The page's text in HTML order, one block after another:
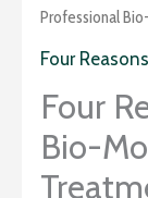
Professional
Four Reasons
Four
Bio-
Reasons
Professional
Molecule
Repair